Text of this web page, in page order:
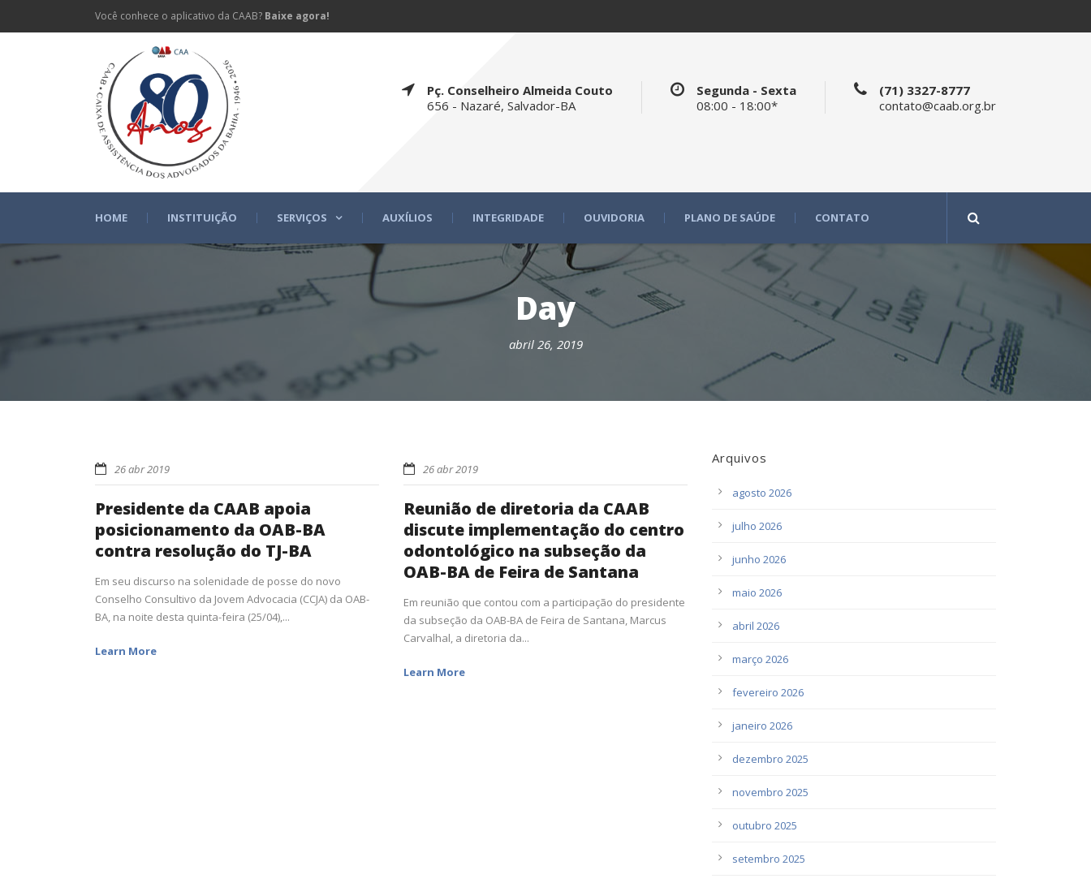
Você conhece o aplicativo da CAAB? Baixe agora!
Pç. Conselheiro Almeida Couto
656 - Nazaré, Salvador-BA
Segunda - Sexta
08:00 - 18:00*
(71) 3327-8777
contato@caab.org.br
HOME INSTITUIÇÃO SERVIÇOS AUXÍLIOS INTEGRIDADE OUVIDORIA PLANO DE SAÚDE CONTATO
Day
abril 26, 2019
26 abr 2019
Presidente da CAAB apoia
posicionamento da OAB-BA
contra resolução do TJ-BA
Em seu discurso na solenidade de posse do novo
Conselho Consultivo da Jovem Advocacia (CCJA) da OAB-
BA, na noite desta quinta-feira (25/04),...
Learn More
26 abr 2019
Reunião de diretoria da CAAB
discute implementação do centro
odontológico na subseção da
OAB-BA de Feira de Santana
Em reunião que contou com a participação do presidente
da subseção da OAB-BA de Feira de Santana, Marcus
Carvalhal, a diretoria da...
Learn More
Arquivos
agosto 2026
julho 2026
junho 2026
maio 2026
abril 2026
março 2026
fevereiro 2026
janeiro 2026
dezembro 2025
novembro 2025
outubro 2025
setembro 2025